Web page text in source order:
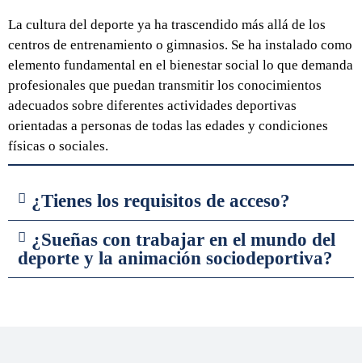
La cultura del deporte ya ha trascendido más allá de los
centros de entrenamiento o gimnasios. Se ha instalado como
elemento fundamental en el bienestar social lo que demanda
profesionales que puedan transmitir los conocimientos
adecuados sobre diferentes actividades deportivas
orientadas a personas de todas las edades y condiciones
físicas o sociales.
¿Tienes los requisitos de acceso?
¿Sueñas con trabajar en el mundo del
deporte y la animación sociodeportiva?